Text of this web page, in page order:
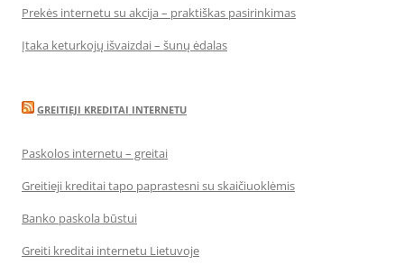
Prekės internetu su akcija – praktiškas pasirinkimas
Įtaka keturkojų išvaizdai – šunų ėdalas
GREITIEJI KREDITAI INTERNETU
Paskolos internetu – greitai
Greitieji kreditai tapo paprastesni su skaičiuoklėmis
Banko paskola būstui
Greiti kreditai internetu Lietuvoje